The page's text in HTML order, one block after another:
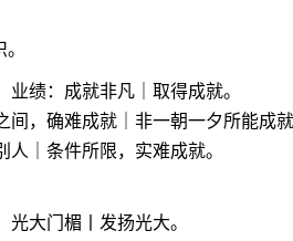
绩：成就非凡｜取得成就。
，确难成就｜非一朝一夕所能成
｜条件所限，实难成就。
大门楣丨发扬光大。